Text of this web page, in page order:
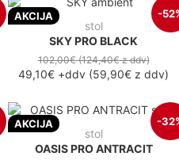
AKCIJA -
stol
SKY PRO BLACK
102,00€(124,40€z ddv)
49,10€ +ddv (59,90€ z ddv)
AKCIJA -
stol
OASIS PRO ANTRACIT